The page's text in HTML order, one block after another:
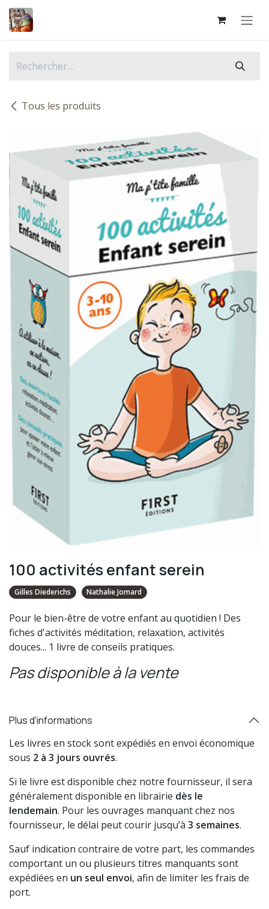
Se rendre au contenu
Tous les produits
100 activités enfant serein
Gilles Diederichs Nathalie Jomard
Pour le bien-être de votre enfant au quotidien ! Des
fiches d'activités méditation, relaxation, activités
douces... 1 livre de conseils pratiques.
Pas disponible à la vente
Plus d'informations
Les livres en stock sont expédiés en envoi économique
sous 2 à 3 jours ouvrés.
Si le livre est disponible chez notre fournisseur, il sera
généralement disponible en librairie dès le
lendemain. Pour les ouvrages manquant chez nos
fournisseur, le délai peut courir jusqu’à 3 semaines.
Sauf indication contraire de votre part, les commandes
comportant un ou plusieurs titres manquants sont
expédiées en un seul envoi, afin de limiter les frais de
port.